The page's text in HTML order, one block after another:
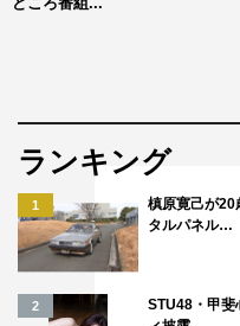
ランキング
1
槙原寛己が20
タルパネル…
2
STU48・甲斐